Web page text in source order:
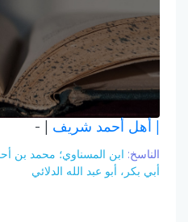
| أهل أحمد شريف | -
الناسخ: ابن المسناوي؛ محمد بن
أبي بكر، أبو عبد الله الدلائي